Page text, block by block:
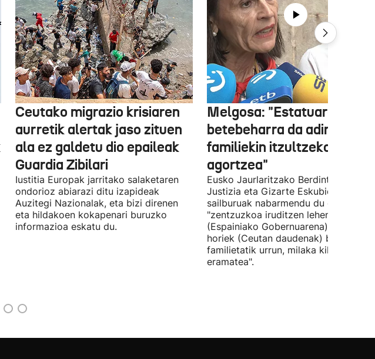
Ceutako migrazio krisiaren
aurretik alertak jaso zituen
ala ez galdetu dio epaileak
Guardia Zibilari
Iustitia Europak jarritako salaketaren
ondorioz abiarazi ditu izapideak
Auzitegi Nazionalak, eta bizi direnen
eta hildakoen kokapenari buruzko
informazioa eskatu du.
Melgosa: "Estatuaren
betebeharra da
familiekin itzultzeko bideak
agortzea"
Eusko Jaurlaritzako Berdintasun,
Justizia eta Gizarte Eskubideetako
sailburuak nabarmendu du ez zaiola
"zentzuzkoa iruditzen lehen
(Espainiako Gobernuarena) adingabe
horiek (Ceutan daudenak) beren
familietatik urrun, milaka
eramatea".